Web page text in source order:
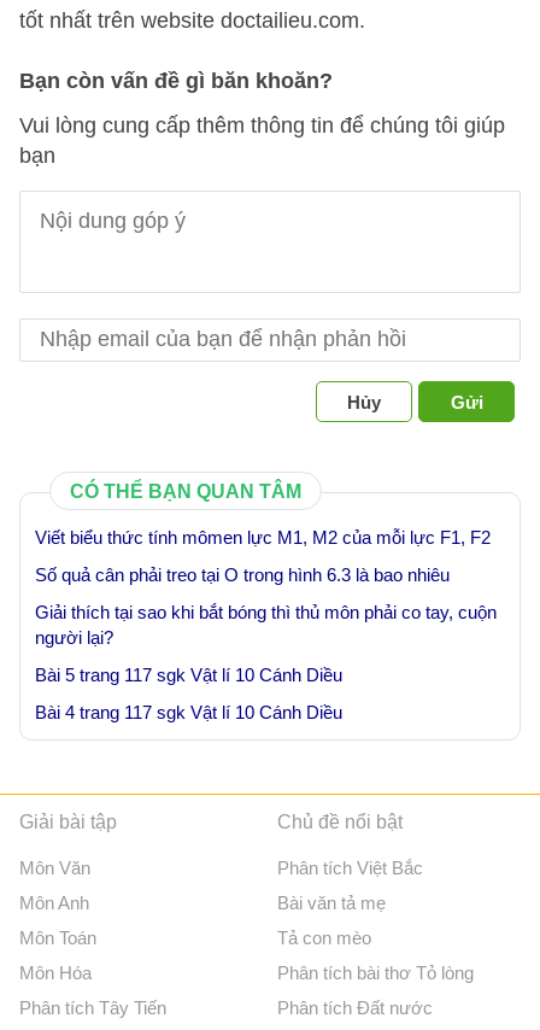
tốt nhất trên website doctailieu.com.
Bạn còn vấn đề gì băn khoăn?
Vui lòng cung cấp thêm thông tin để chúng tôi giúp
bạn
Hủy Gửi
CÓ THỂ BẠN QUAN TÂM
Viết biểu thức tính mômen lực M1, M2 của mỗi lực F1, F2
Số quả cân phải treo tại O trong hình 6.3 là bao nhiêu
Giải thích tại sao khi bắt bóng thì thủ môn phải co tay, cuộn
người lại?
Bài 5 trang 117 sgk Vật lí 10 Cánh Diều
Bài 4 trang 117 sgk Vật lí 10 Cánh Diều
Giải bài tập
Môn Văn
Môn Anh
Môn Toán
Môn Hóa
Phân tích Tây Tiến
Chủ đề nổi bật
Phân tích Việt Bắc
Bài văn tả mẹ
Tả con mèo
Phân tích bài thơ Tỏ lòng
Phân tích Đất nước